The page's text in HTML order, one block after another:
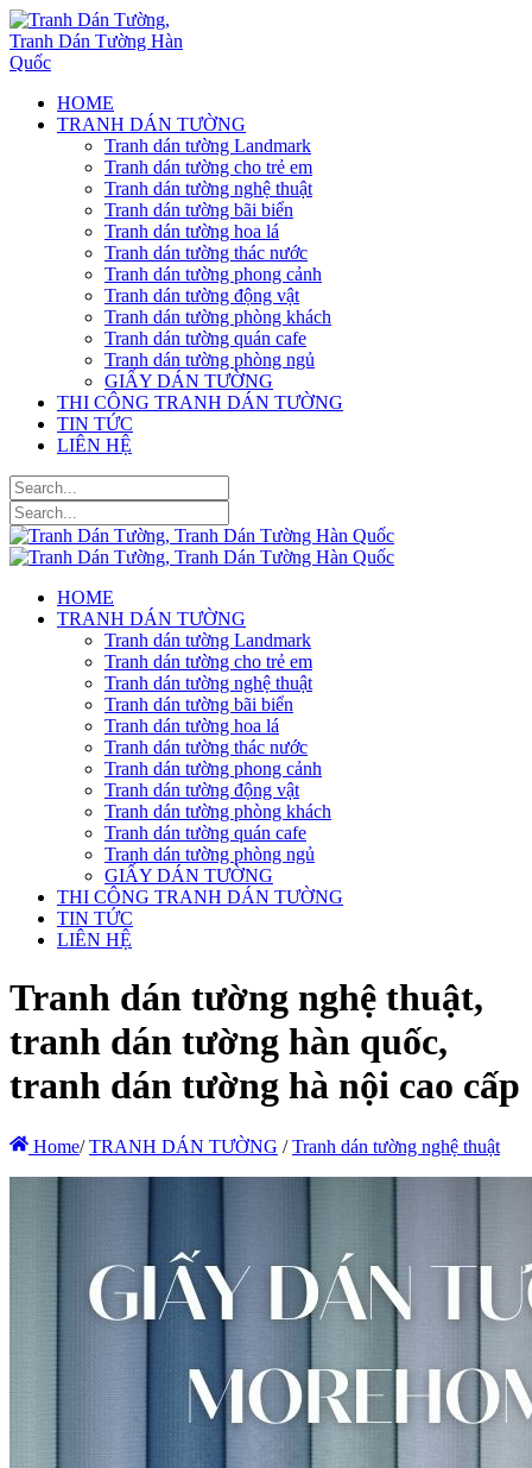
HOME
TRANH DÁN TƯỜNG
Tranh dán tường Landmark
Tranh dán tường cho trẻ em
Tranh dán tường nghệ thuật
Tranh dán tường bãi biển
Tranh dán tường hoa lá
Tranh dán tường thác nước
Tranh dán tường phong cảnh
Tranh dán tường động vật
Tranh dán tường phòng khách
Tranh dán tường quán cafe
Tranh dán tường phòng ngủ
GIẤY DÁN TƯỜNG
THI CÔNG TRANH DÁN TƯỜNG
TIN TỨC
LIÊN HỆ
HOME
TRANH DÁN TƯỜNG
Tranh dán tường Landmark
Tranh dán tường cho trẻ em
Tranh dán tường nghệ thuật
Tranh dán tường bãi biển
Tranh dán tường hoa lá
Tranh dán tường thác nước
Tranh dán tường phong cảnh
Tranh dán tường động vật
Tranh dán tường phòng khách
Tranh dán tường quán cafe
Tranh dán tường phòng ngủ
GIẤY DÁN TƯỜNG
THI CÔNG TRANH DÁN TƯỜNG
TIN TỨC
LIÊN HỆ
Tranh dán tường nghệ thuật,
tranh dán tường hàn quốc,
tranh dán tường hà nội cao cấp
Home/ TRANH DÁN TƯỜNG / Tranh dán tường nghệ thuật